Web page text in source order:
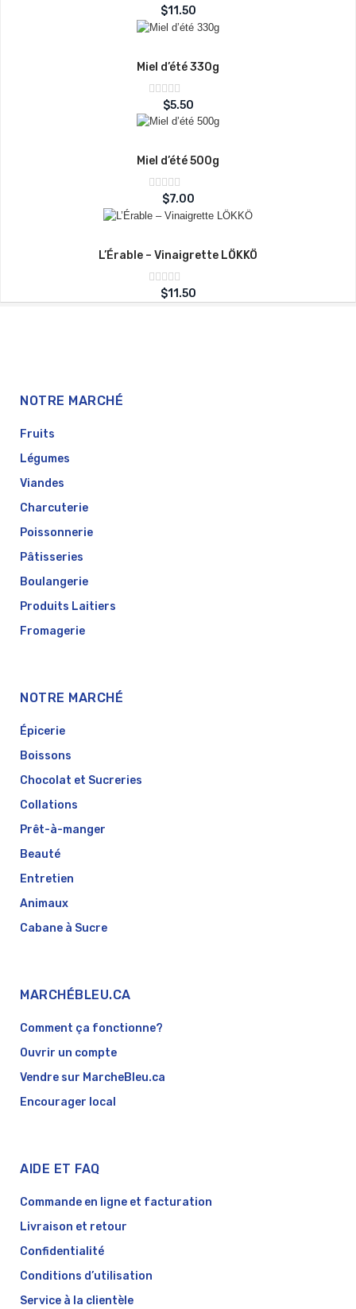
Note
0
sur
5
$11.50
Miel d’été 330g
Note
0
sur
5
$5.50
Miel d’été 500g
Note
sur
5
$7.00
L’Érable – Vinaigrette LÖKKÖ
Note
0sur
$11.50
NOTRE MARCHÉ
Fruits
Légumes
Viandes
Charcuterie
Poissonnerie
Pâtisseries
Boulangerie
Produits Laitiers
Fromagerie
NOTRE MARCHÉ
Épicerie
Boissons
Chocolat et Sucreries
Collations
Prêt-à-manger
Beauté
Entretien
Animaux
Cabane à Sucre
MARCHÉBLEU.CA
Comment ça fonctionne?
Ouvrir un compte
Vendre sur MarcheBleu.ca
Encourager local
AIDE ET FAQ
Commande en ligne et facturation
Livraison et retour
Confidentialité
Conditions d’utilisation
Service à la clientèle